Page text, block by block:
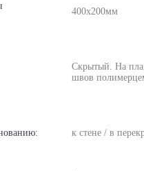
400х200мм
Скрытый. На
швов
к стене / в